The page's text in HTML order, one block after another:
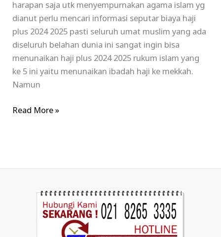
harapan saja utk menyempurnakan agama islam yg
dianut perlu mencari informasi seputar biaya haji
plus 2024 2025 pasti seluruh umat muslim yang ada
diseluruh belahan dunia ini sangat ingin bisa
menunaikan haji plus 2024 2025 rukum islam yang
ke 5 ini yaitu menunaikan ibadah haji ke mekkah.
Namun
Read More »